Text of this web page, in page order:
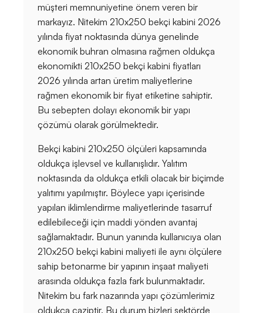
müşteri memnuniyetine önem veren bir
markayız. Nitekim 210x250 bekçi kabini 2026
yılında fiyat noktasında dünya genelinde
ekonomik buhran olmasına rağmen oldukça
ekonomikti 210x250 bekçi kabini fiyatları
2026 yılında artan üretim maliyetlerine
rağmen ekonomik bir fiyat etiketine sahiptir.
Bu sebepten dolayı ekonomik bir yapı
çözümü olarak görülmektedir.
Bekçi kabini 210x250 ölçüleri kapsamında
oldukça işlevsel ve kullanışlıdır. Yalıtım
noktasında da oldukça etkili olacak bir biçimde
yalıtımı yapılmıştır. Böylece yapı içerisinde
yapılan iklimlendirme maliyetlerinde tasarruf
edilebileceği için maddi yönden avantaj
sağlamaktadır. Bunun yanında kullanıcıya olan
210x250 bekçi kabini maliyeti ile aynı ölçülere
sahip betonarme bir yapının inşaat maliyeti
arasında oldukça fazla fark bulunmaktadır.
Nitekim bu fark nazarında yapı çözümlerimiz
oldukça caziptir. Bu durum bizleri sektörde